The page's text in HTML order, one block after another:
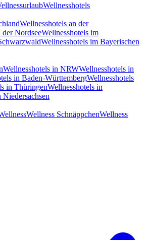
Wellnesshotels
Wellnesshotels an der
der NordseeWellnesshotels im
Wellnesshotels im Bayerischen
Wellnesshotels in NRWWellnesshotels in
in Baden-WürttembergWellnesshotels
in ThüringenWellnesshotels in
Wellness SchnäppchenWellness